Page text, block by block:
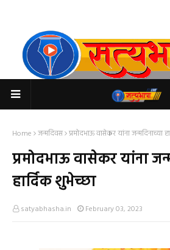
Home जन्मदिवस प्रमोदभाऊ वासेकर यांना जन्मदिनाच्या
प्रमोदभाऊ वासेकर यांना
हार्दिक शुभेच्छा
satyabhasha.in February 03, 2023